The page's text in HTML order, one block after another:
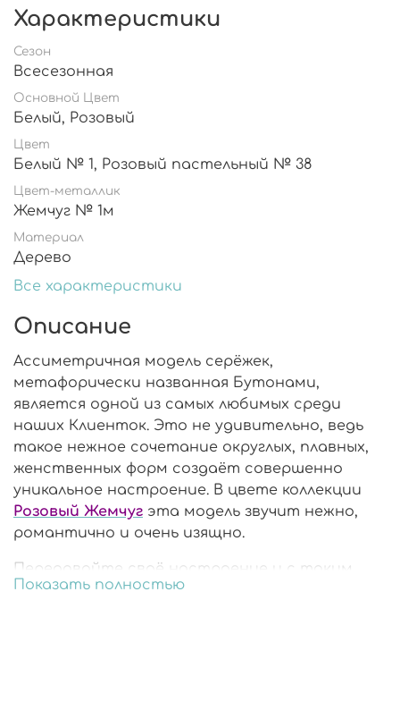
Характеристики
Сезон
Всесезонная
Основной Цвет
Белый, Розовый
Цвет
Белый № 1, Розовый пастельный № 38
Цвет-металлик
Жемчуг № 1м
Материал
Дерево
Все характеристики
Описание
Ассиметричная модель серёжек,
метафорически названная Бутонами,
является одной из самых любимых среди
наших Клиенток. Это не удивительно, ведь
такое нежное сочетание округлых, плавных,
женственных форм создаёт совершенно
уникальное настроение. В цвете коллекции
Розовый Жемчуг эта модель звучит нежно,
романтично и очень изящно.
Передавайте своё настроение и с таким
украшением, как кулон
Показать полностью